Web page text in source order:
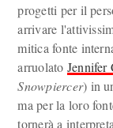
progetti per il
arrivare
mitica fonte
arruolato Jennifer
Snowpiercer) in
ma per la loro
tornerà a